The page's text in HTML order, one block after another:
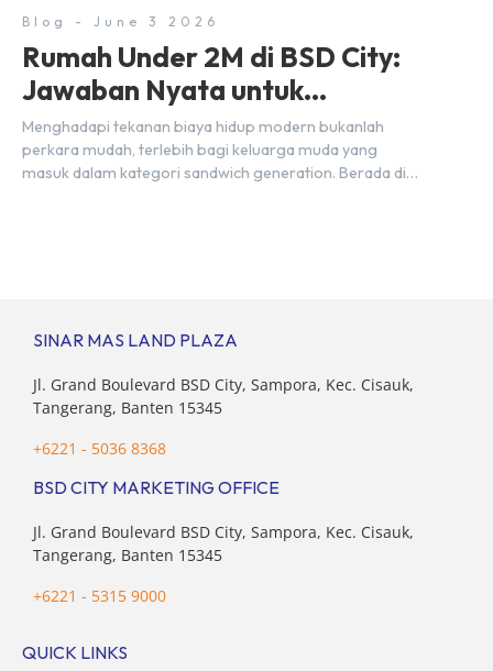
Blog - June 3 2026
Rumah Under 2M di BSD City:
Jawaban Nyata untuk
Kebutuhan Generasi Sandwich
Menghadapi tekanan biaya hidup modern bukanlah
perkara mudah, terlebih bagi keluarga muda yang
masuk dalam kategori sandwich generation. Berada di
SINAR MAS LAND PLAZA
Jl. Grand Boulevard BSD City, Sampora, Kec. Cisauk,
Tangerang, Banten 15345
+6221 - 5036 8368
BSD CITY MARKETING OFFICE
Jl. Grand Boulevard BSD City, Sampora, Kec. Cisauk,
Tangerang, Banten 15345
+6221 - 5315 9000
QUICK LINKS